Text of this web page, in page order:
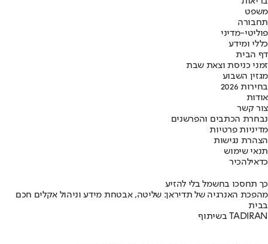
משפט
תחבורה
פוליטי-מדיני
כללי ומידע
דף הבית
זמני כניסת וצאת שבת
מגזין השבוע
בחירות 2026
אודות
צור קשר
נבחרת הכתבים והפרשנים
מדיניות פרטיות
הצהרת נגישות
תנאי שימוש
כדאילהכיר
כך תחסכו בחשמל בלי להזיע
מהפכת האנרגיה של תדיראן: שליטה, אבטחת מידע וניהול אקלים חכם
בבית
בשיתוף TADIRAN